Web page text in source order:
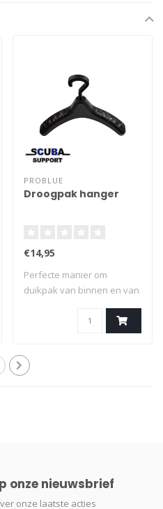
PROBLUE
Droogpak hanger
€14,95
Perfecte manier om
duikpak van binnen en van
onze nieuwsbrief
onze laatste acties